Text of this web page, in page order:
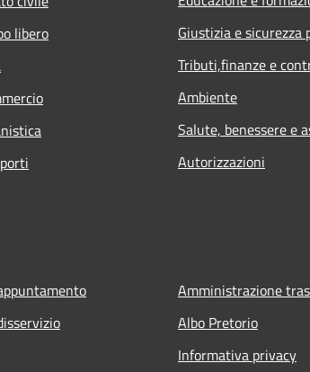
libero
Giustizia e sicurezza
Tributi,finanze e
Ambiente
Salute, benessere e
Autorizzazioni
Amministrazione
Albo Pretorio
Informativa privacy